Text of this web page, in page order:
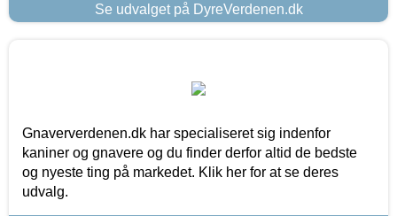
Se udvalget på DyreVerdenen.dk
Gnaververdenen.dk har specialiseret sig indenfor
kaniner og gnavere og du finder derfor altid de bedste
og nyeste ting på markedet. Klik her for at se deres
udvalg.